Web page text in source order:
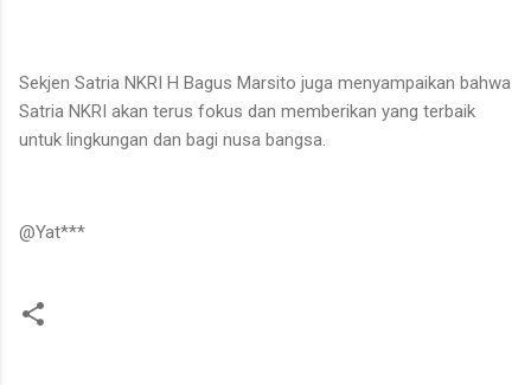
Sekjen Satria NKRI H Bagus Marsito juga menyampaikan bahwa
Satria NKRI akan terus fokus dan memberikan yang terbaik
untuk lingkungan dan bagi nusa bangsa.
@Yat***